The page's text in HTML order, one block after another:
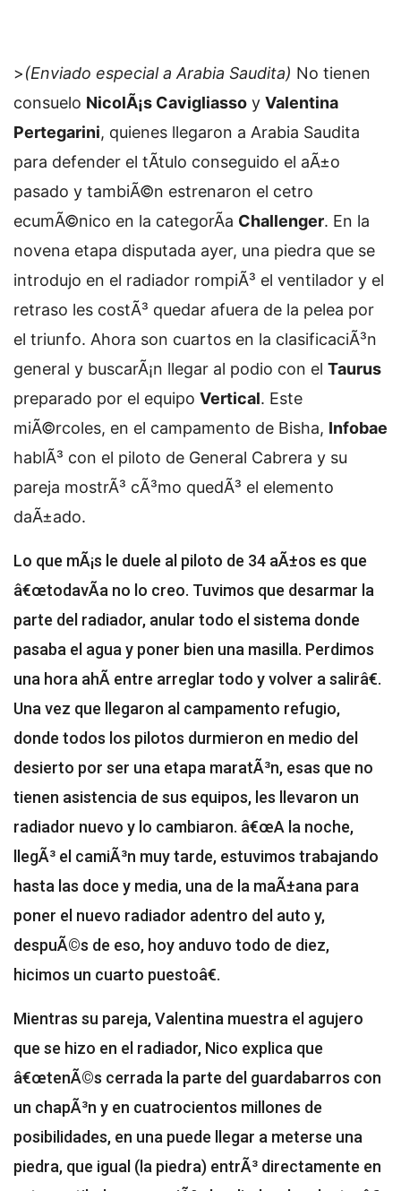
>(Enviado especial a Arabia Saudita) No tienen
consuelo NicolÃ¡s Cavigliasso y Valentina
Pertegarini, quienes llegaron a Arabia Saudita
para defender el tÃ­tulo conseguido el aÃ±o
pasado y tambiÃ©n estrenaron el cetro
ecumÃ©nico en la categorÃ­a Challenger. En la
novena etapa disputada ayer, una piedra que se
introdujo en el radiador rompiÃ³ el ventilador y el
retraso les costÃ³ quedar afuera de la pelea por
el triunfo. Ahora son cuartos en la clasificaciÃ³n
general y buscarÃ¡n llegar al podio con el Taurus
preparado por el equipo Vertical. Este
miÃ©rcoles, en el campamento de Bisha, Infobae
hablÃ³ con el piloto de General Cabrera y su
pareja mostrÃ³ cÃ³mo quedÃ³ el elemento
daÃ±ado.
Lo que mÃ¡s le duele al piloto de 34 aÃ±os es que
â€œtodavÃ­a no lo creo. Tuvimos que desarmar la
parte del radiador, anular todo el sistema donde
pasaba el agua y poner bien una masilla. Perdimos
una hora ahÃ­ entre arreglar todo y volver a salirâ€.
Una vez que llegaron al campamento refugio,
donde todos los pilotos durmieron en medio del
desierto por ser una etapa maratÃ³n, esas que no
tienen asistencia de sus equipos, les llevaron un
radiador nuevo y lo cambiaron. â€œA la noche,
llegÃ³ el camiÃ³n muy tarde, estuvimos trabajando
hasta las doce y media, una de la maÃ±ana para
poner el nuevo radiador adentro del auto y,
despuÃ©s de eso, hoy anduvo todo de diez,
hicimos un cuarto puestoâ€.
Mientras su pareja, Valentina muestra el agujero
que se hizo en el radiador, Nico explica que
â€œtenÃ©s cerrada la parte del guardabarros con
un chapÃ³n y en cuatrocientos millones de
posibilidades, en una puede llegar a meterse una
piedra, que igual (la piedra) entrÃ³ directamente en